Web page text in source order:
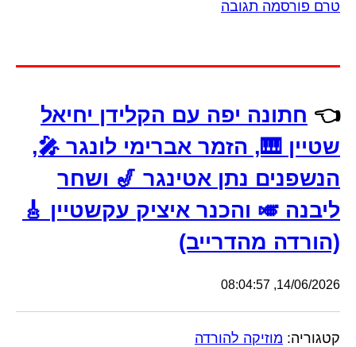
טרם פורסמה תגובה
👈 חתונה יפה עם הקלידן יחיאל
שטיין 🎹, הזמר אברימי לונגר 🎤,
הנשפנים נתן אטינגר 🎷 ושחר
ליבנה 🎺 והכנר איציק עקשטיין 🎸
(הורדה מהדרייב)
14/06/2026, 08:04:57
קטגוריה: מוזיקה להורדה